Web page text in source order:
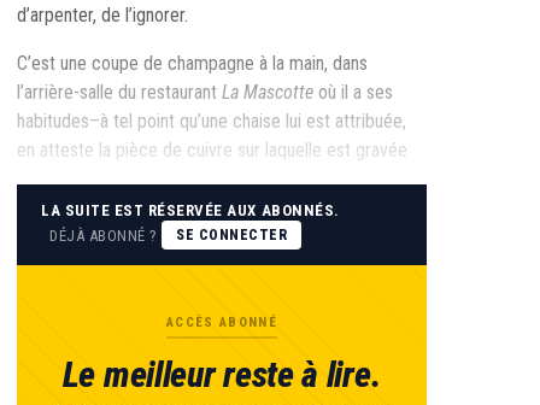
d’arpenter, de l’ignorer.
C’est une coupe de champagne à la main, dans
l’arrière-salle du restaurant La Mascotte où il a ses
habitudes–à tel point qu’une chaise lui est attribuée,
en atteste la pièce de cuivre sur laquelle est gravée
LA SUITE EST RÉSERVÉE AUX ABONNÉS.
DÉJÀ ABONNÉ ?
SE CONNECTER
ACCÈS ABONNÉ
Le meilleur reste à lire.